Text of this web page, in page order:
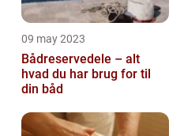
09 may 2023
Bådreservedele – alt
hvad du har brug for til
din båd